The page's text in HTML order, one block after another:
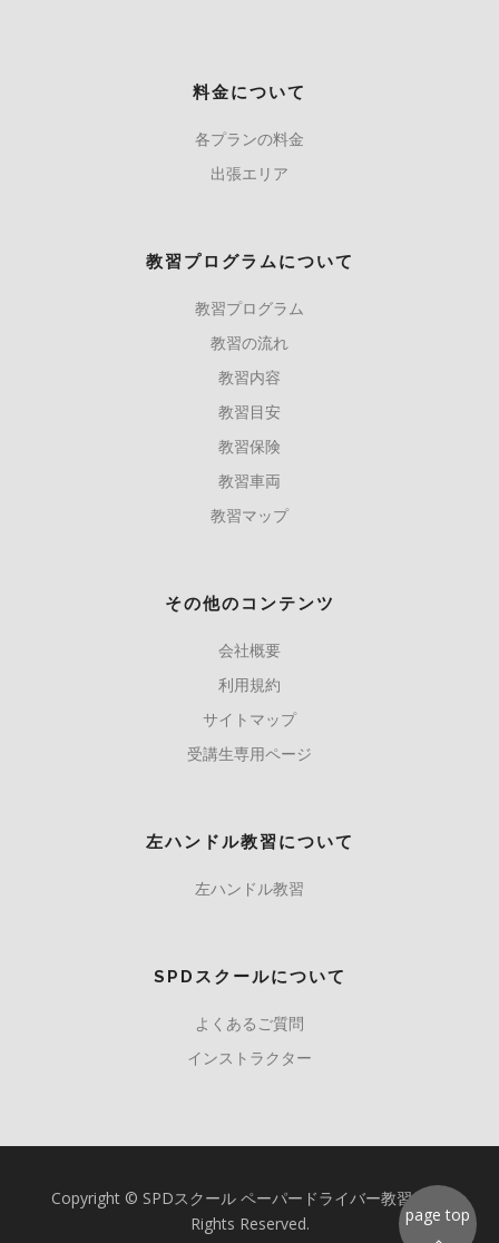
料金について
各プランの料金
出張エリア
教習プログラムについて
教習プログラム
教習の流れ
教習内容
教習目安
教習保険
教習車両
教習マップ
その他のコンテンツ
会社概要
利用規約
サイトマップ
受講生専用ページ
左ハンドル教習について
左ハンドル教習
SPDスクールについて
よくあるご質問
インストラクター
page top
Copyright © SPDスクール ペーパードライバー教習所 All
Rights Reserved.